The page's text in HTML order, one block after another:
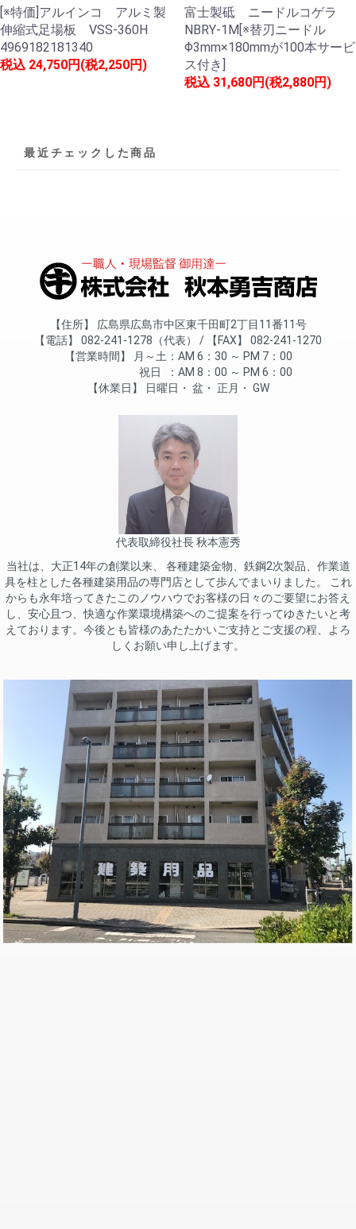
[※特価]アルインコ アルミ製
伸縮式足場板 VSS-360H
4969182181340
税込 24,750円(税2,250円)
富士製砥 ニードルコゲラ
NBRY-1M[※替刃ニードル
Φ3mm×180mmが100本サービ
ス付き]
税込 31,680円(税2,880円)
最近チェックした商品
住所
広島県広島市中区東千田町2丁目11番11号
電話
082-241-1278（代表） FAX
082-241-1270
営業時間
月～土
AM 6：30 ～ PM 7：00
祝日
AM 8：00 ～ PM 6：00
休業日
日曜日 盆 正月 GW
代表取締役社長 秋本憲秀
当社は、大正14年の創業以来、 各種建築金物、鉄鋼2次製品、作業道
具を柱とした各種建築用品の専門店として歩んでまいりました。 これ
からも永年培ってきたこのノウハウでお客様の日々のご要望にお答え
し、安心且つ、快適な作業環境構築へのご提案を行ってゆきたいと考
えております。今後とも皆様のあたたかいご支持とご支援の程、よろ
しくお願い申し上げます。